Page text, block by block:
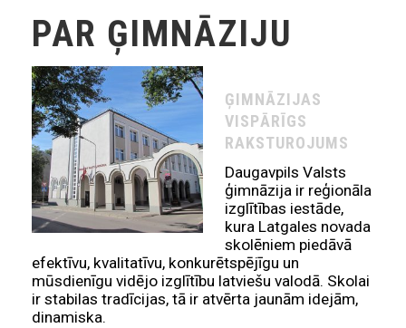
PAR ĢIMNĀZIJU
ĢIMNĀZIJAS
VISPĀRĪGS
RAKSTUROJUMS
Daugavpils Valsts
ģimnāzija ir reģionāla
izglītības iestāde,
kura Latgales novada
skolēniem piedāvā
efektīvu, kvalitatīvu, konkurētspējīgu un
mūsdienīgu vidējo izglītību latviešu valodā. Skolai
ir stabilas tradīcijas, tā ir atvērta jaunām idejām,
dinamiska.